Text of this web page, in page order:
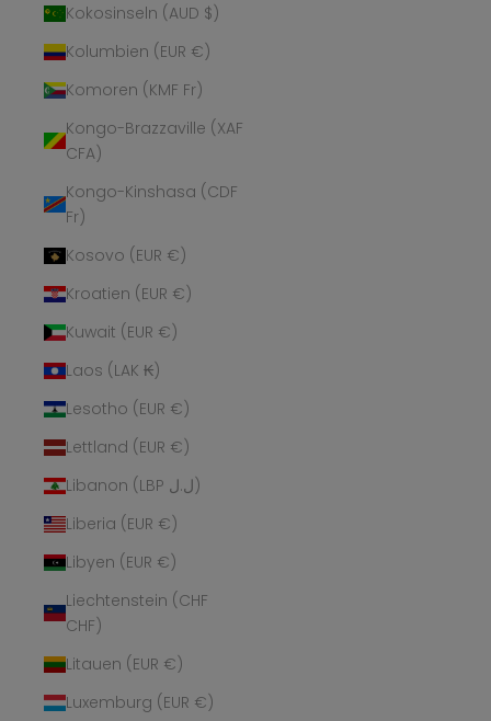
Kokosinseln (AUD $)
Kolumbien (EUR €)
Komoren (KMF Fr)
Kongo-Brazzaville (XAF
CFA)
Kongo-Kinshasa (CDF
Fr)
Kosovo (EUR €)
Kroatien (EUR €)
Kuwait (EUR €)
Laos (LAK ₭)
Lesotho (EUR €)
Lettland (EUR €)
Libanon (LBP ل.ل)
Liberia (EUR €)
Libyen (EUR €)
Liechtenstein (CHF
CHF)
Litauen (EUR €)
Luxemburg (EUR €)